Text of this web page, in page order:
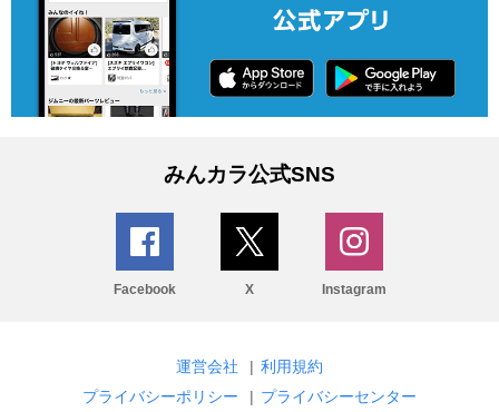
みんカラ公式SNS
Facebook X Instagram
運営会社 | 利用規約
プライバシーポリシー
| プライバシーセンター